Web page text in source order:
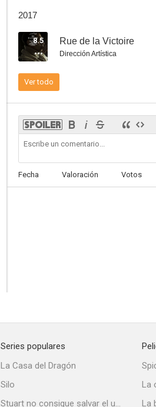
2017
8.5 Rue de la Victoire
Dirección Artística
Ver todo
Fecha Valoración Votos
Series populares
La Casa del Dragón
Silo
Stuart no consigue salvar el universo
La
La